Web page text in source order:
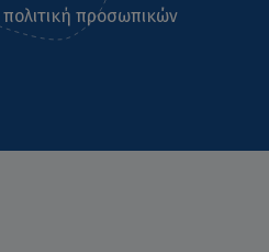
πολιτική προσωπικών